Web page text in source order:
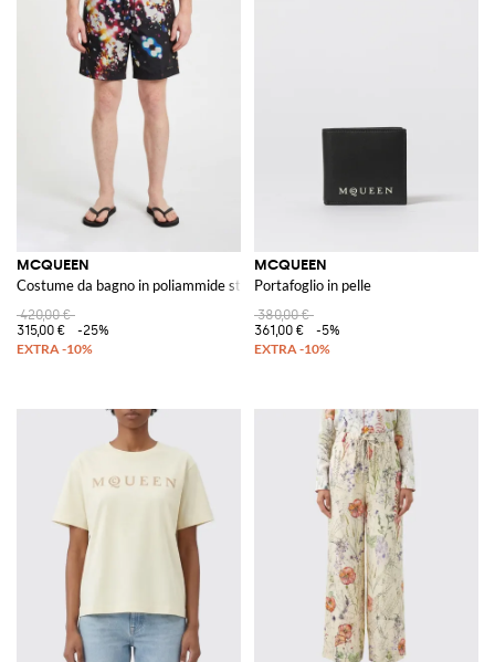
MCQUEEN
Costume da bagno in poliammide stampato
420,00 €
315,00 €
-25%
MCQUEEN
Portafoglio in pelle
380,00 €
361,00 €
-5%